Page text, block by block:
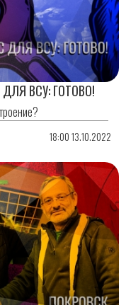
ВСУ: ГОТОВО!
18:00 13.10.2022